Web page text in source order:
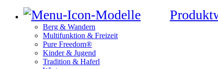
Berg & Wandern
Multifunktion & Freizeit
Pure Freedom®
Kinder & Jugend
Tradition & Haferl